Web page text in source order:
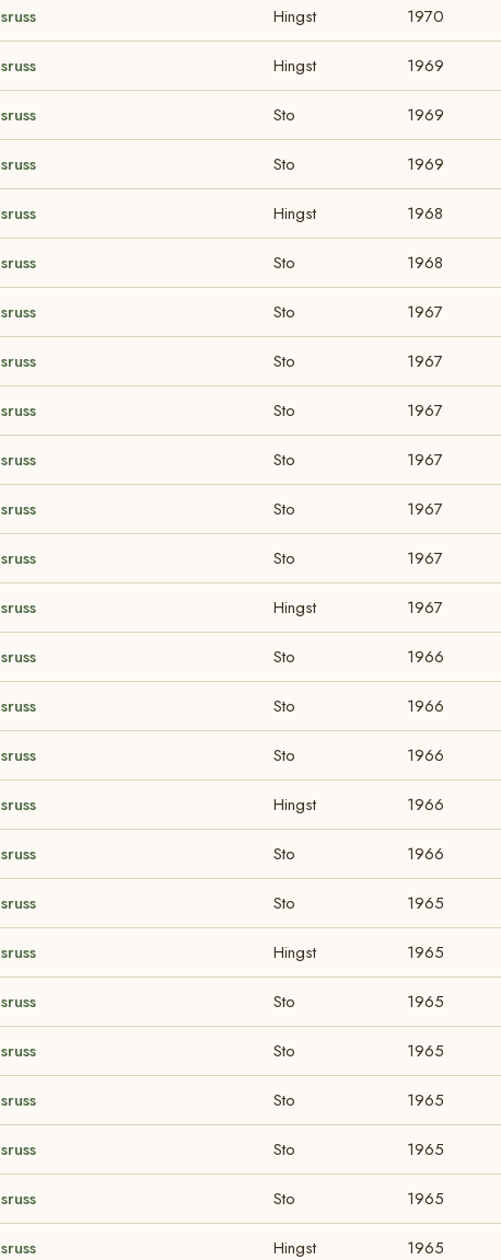
Hingst 1970
Hingst 1969
Sto 1969
Sto 1969
Hingst 1968
Sto 1968
Sto 1967
Sto 1967
Sto 1967
Sto 1967
Sto 1967
Sto 1967
Hingst 1967
Sto 1966
Sto 1966
Sto 1966
Hingst 1966
Sto 1966
Sto 1965
Hingst 1965
Sto 1965
Sto 1965
Sto 1965
Sto 1965
Sto 1965
Hingst 1965